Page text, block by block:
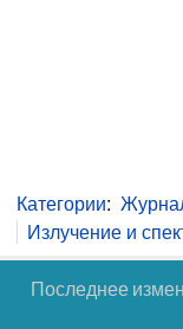
Категории:
Излучение и
Последнее